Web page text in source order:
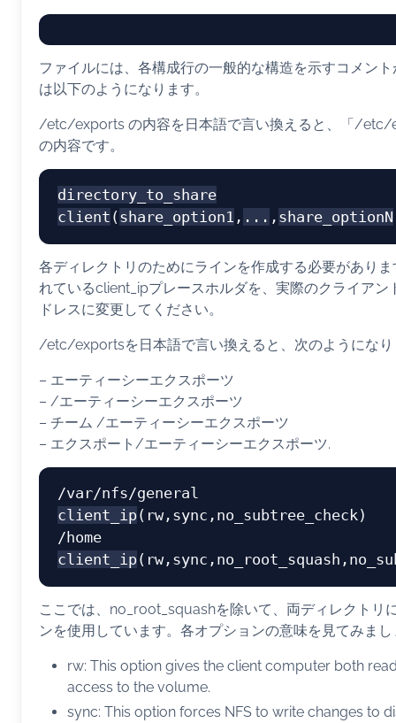
ファイルには、各構成行の一般的な構造を示すコメン
は以下のようになります。
/etc/exports の内容を日本語で言い換えると、「/etc/
の内容です。
directory_to_share
client (share_option1 , ... , share_optionN
各ディレクトリのためにラインを作成する必要があり
れているclient_ipプレースホルダを、実際のクライアン
ドレスに変更してください。
/etc/exportsを日本語で言い換えると、次のようになり
– エーティーシーエクスポーツ
– /エーティーシーエクスポーツ
– チーム /エーティーシーエクスポーツ
– エクスポート/エーティーシーエクスポーツ.
client_ip(rw,sync,no_subtree_check)
client_ip
ここでは、no_root_squashを除いて、両ディレクトリ
ンを使用しています。各オプションの意味を見てみま
rw: This option gives the client computer both
access to the volume.
sync: This option forces NFS to write changes to